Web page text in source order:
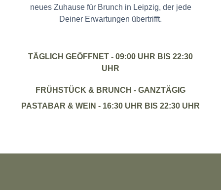
neues Zuhause für Brunch in Leipzig, der jede
Deiner Erwartungen übertrifft.
TÄGLICH GEÖFFNET - 09:00 UHR BIS 22:30
UHR
FRÜHSTÜCK & BRUNCH - GANZTÄGIG
PASTABAR & WEIN - 16:30 UHR BIS 22:30 UHR